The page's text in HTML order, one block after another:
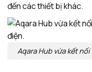
đến các thiết bị khác.
Aqara Hub vừa kết